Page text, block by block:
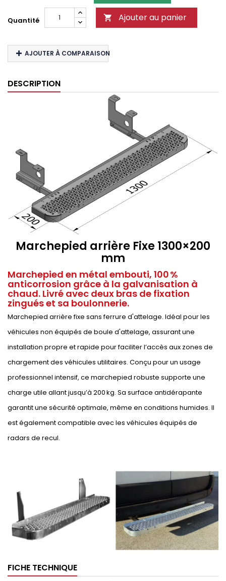
Quantité  Ajouter au panier
AJOUTER À COMPARAISON
DESCRIPTION
Marchepied arrière Fixe 1300×200
mm
Marchepied en métal embouti, 100 %
anticorrosion grâce à la galvanisation à
chaud. Livré avec deux bras de fixation
zingués et sa boulonnerie.
Marchepied arrière fixe sans ferrure d'attelage. Idéal pour les
véhicules non équipés de boule d'attelage, assurant une
installation propre et rapide pour faciliter l’accès aux zones de
chargement des véhicules utilitaires. Conçu pour un usage
professionnel intensif, ce marchepied robuste supporte une
charge utile allant jusqu’à 200 kg. Sa surface antidérapante
garantit une sécurité optimale, même en conditions humides. Il
est également compatible avec les véhicules équipés de
radars de recul.
FICHE TECHNIQUE